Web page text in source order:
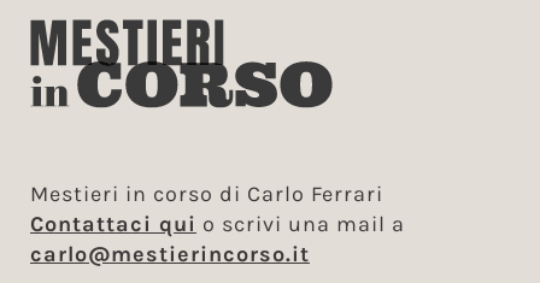
Mestieri in corso di Carlo Ferrari
Contattaci qui o scrivi una mail a
carlo@mestierincorso.it